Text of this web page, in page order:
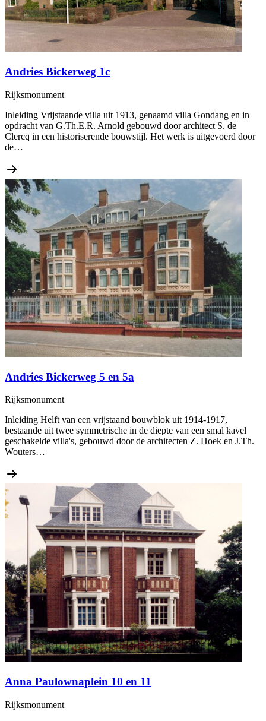
Andries Bickerweg 1c
Rijksmonument
Inleiding Vrijstaande villa uit 1913, genaamd villa Gondang en in
opdracht van G.Th.E.R. Arnold gebouwd door architect S. de
Clercq in een historiserende bouwstijl. Het werk is uitgevoerd door
de…
Andries Bickerweg 5 en 5a
Rijksmonument
Inleiding Helft van een vrijstaand bouwblok uit 1914-1917,
bestaande uit twee symmetrische in de diepte van een smal kavel
geschakelde villa's, gebouwd door de architecten Z. Hoek en J.Th.
Wouters…
Anna Paulownaplein 10 en 11
Rijksmonument